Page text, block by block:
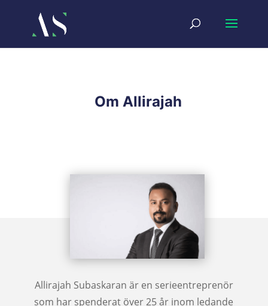
Om Allirajah
Allirajah Subaskaran är en serieentreprenör
som har spenderat över 25 år inom ledande